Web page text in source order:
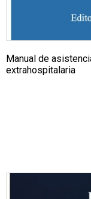
Manual de
extrahospitalaria